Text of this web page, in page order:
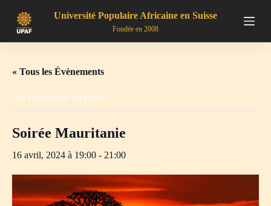
s
a
c
o
t
n
Université Populaire Africaine en Suisse
Fondée en 2008
« Tous les Évènements
Cet évènement est passé
Soirée Mauritanie
16 avril, 2024 à 19:00 - 21:00